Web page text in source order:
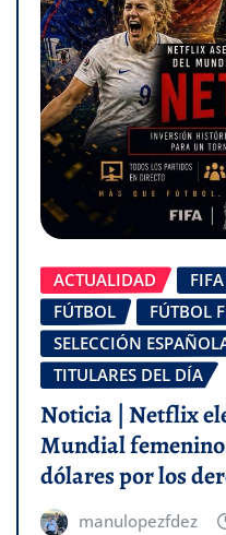
ACTUALIDAD
FÚTBOL
FÚTBOL
SELECCIÓN
TITULARES DEL DÍA
Noticia | Netflix
Mundial
dólares por los
manulopezfdez